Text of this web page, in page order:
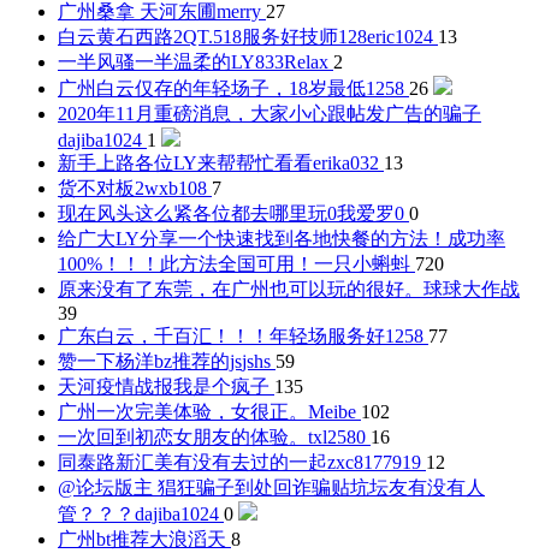
广州桑拿 天河东圃merry 27
白云黄石西路2QT.518服务好技师128eric1024 13
一半风骚一半温柔的LY833Relax 2
广州白云仅存的年轻场子，18岁最低1258 26
2020年11月重磅消息，大家小心跟帖发广告的骗子
dajiba1024 1
新手上路各位LY来帮帮忙看看erika032 13
货不对板2wxb108 7
现在风头这么紧各位都去哪里玩0我爱罗0 0
给广大LY分享一个快速找到各地快餐的方法！成功率
100%！！！此方法全国可用！ 一只小蝌蚪 720
原来没有了东莞，在广州也可以玩的很好。 球球大作战
39
广东白云，千百汇！！！年轻场服务好1258 77
赞一下杨洋bz推荐的jsjshs 59
天河疫情战报我是个疯子 135
广州一次完美体验，女很正。 Meibe 102
一次回到初恋女朋友的体验。 txl2580 16
同泰路新汇美有没有去过的一起zxc8177919 12
@论坛版主 猖狂骗子到处回诈骗贴坑坛友有没有人
管？？？ dajiba1024 0
广州bt推荐大浪滔天 8